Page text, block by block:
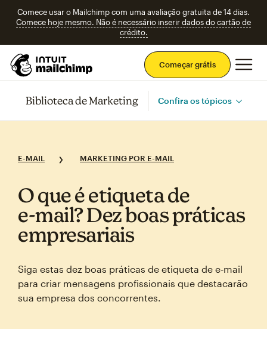
Comece usar o Mailchimp com uma avaliação gratuita de 14 dias.
Comece hoje mesmo. Não é necessário inserir dados do cartão de
crédito.
Começar grátis
Biblioteca de Marketing Confira os tópicos
E-MAIL MARKETING POR E-MAIL
O que é etiqueta de
e‑mail? Dez boas práticas
empresariais
Siga estas dez boas práticas de etiqueta de e‑mail
para criar mensagens profissionais que destacarão
sua empresa dos concorrentes.